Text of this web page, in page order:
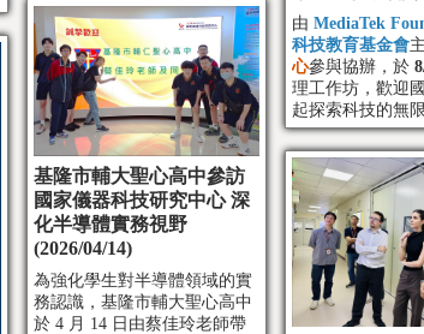
由 MediaTek
科技教育基金會
心參與協辦，於
理工作坊，歡迎
起探索科技的無
基隆市輔大聖心高中參訪
國家儀器科技研究中心 深
化半導體實務視野
(2026/04/14)
為強化學生對半導體領域的實
務認識，基隆市輔大聖心高中
於 4 月 14 日由蔡佳玲老師帶